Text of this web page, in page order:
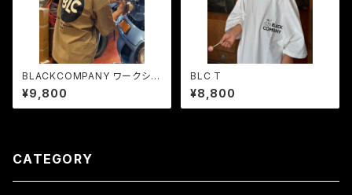
BLACKCOMPANY ワークシャ
ツ
¥9,800
BLC T
¥8,800
CATEGORY